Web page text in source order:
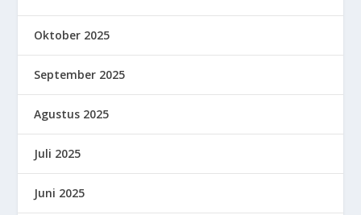
Oktober 2025
September 2025
Agustus 2025
Juli 2025
Juni 2025